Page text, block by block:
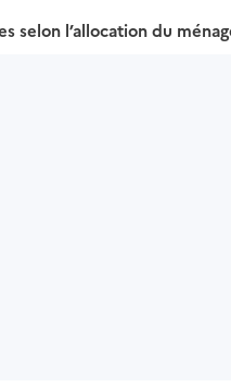
selon l’allocation du